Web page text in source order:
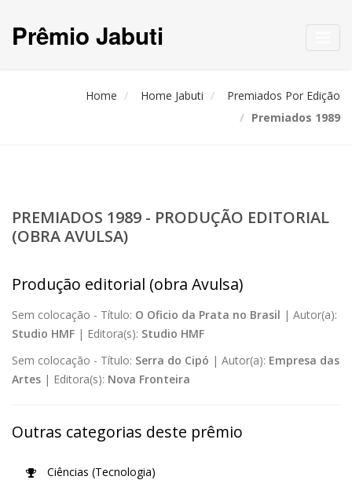
Prêmio Jabuti
Home Home Jabuti
Premiados Por Edição
Premiados 1989
PREMIADOS 1989 - PRODUÇÃO EDITORIAL
(OBRA AVULSA)
Produção editorial (obra Avulsa)
Sem colocação - Título: O Oficio da Prata no Brasil | Autor(a):
Studio HMF | Editora(s): Studio HMF
Sem colocação - Título: Serra do Cipó | Autor(a): Empresa das
Artes | Editora(s): Nova Fronteira
Outras categorias deste prêmio
Ciências (Tecnologia)